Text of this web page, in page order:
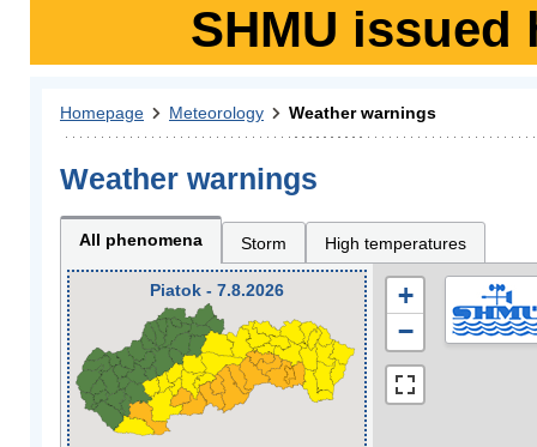
SHMU
Homepage Meteorology Weather warnings
Weather warnings
All phenomena Storm High temperatures
Piatok - 7.8.2026
+
−